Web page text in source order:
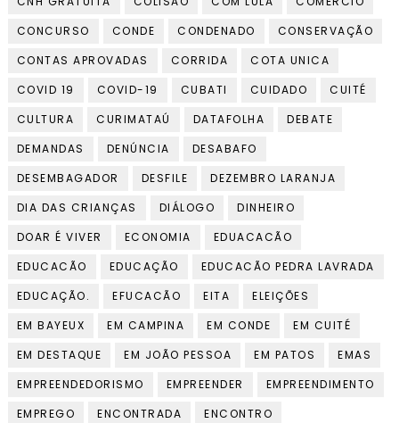
CONCURSO
CONDE CONDENADO
CONSERVAÇÃO
CONTAS APROVADAS
CORRIDA
COTA UNICA
COVID 19
COVID-19 CUBATI CUIDADO
CUITÉ
CULTURA
CURIMATAÚ DATAFOLHA
DEBATE
DEMANDAS
DENÚNCIA
DESABAFO
DESEMBAGADOR
DESFILE
DEZEMBRO LARANJA
DIA DAS CRIANÇAS
DIÁLOGO
DINHEIRO
DOAR É VIVER
ECONOMIA
EDUACACÃO
EDUCACÃO
EDUCAÇÃO
EDUCACÃO PEDRA LAVRADA
EDUCAÇÃO.
EFUCACÃO EITA
ELEIÇÕES
EM BAYEUX
EM CAMPINA EM CONDE
EM CUITÉ
EM DESTAQUE
EM JOÃO PESSOA EM PATOS
EMAS
EMPREENDEDORISMO
EMPREENDER
EMPREENDIMENTO
EMPREGO
ENCONTRADA
ENCONTRO